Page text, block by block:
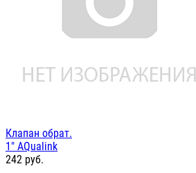
Клапан обрат.
1" AQualink
242 руб.